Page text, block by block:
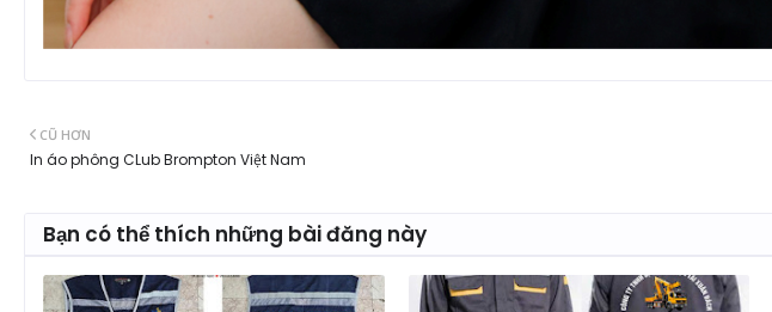
CŨ HƠN
In áo phông CLub Brompton Việt Nam
Bạn có thể thích những bài đăng này